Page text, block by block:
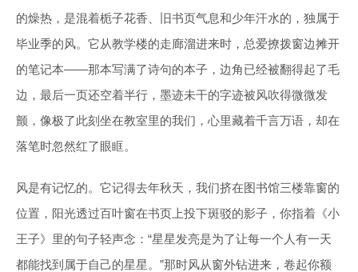
的燥热，是混着栀子花香、旧书页气息和少年汗水的，独属于
毕业季的风。它从教学楼的走廊溜进来时，总爱撩拨窗边摊开
的笔记本——那本写满了诗句的本子，边角已经被翻得起了毛
边，最后一页还空着半行，墨迹未干的字迹被风吹得微微发
颤，像极了此刻坐在教室里的我们，心里藏着千言万语，却在
落笔时忽然红了眼眶。
风是有记忆的。它记得去年秋天，我们挤在图书馆三楼靠窗的
位置，阳光透过百叶窗在书页上投下斑驳的影子，你指着《小
王子》里的句子轻声念：“星星发亮是为了让每一个人有一天
都能找到属于自己的星星。”那时风从窗外钻进来，卷起你额